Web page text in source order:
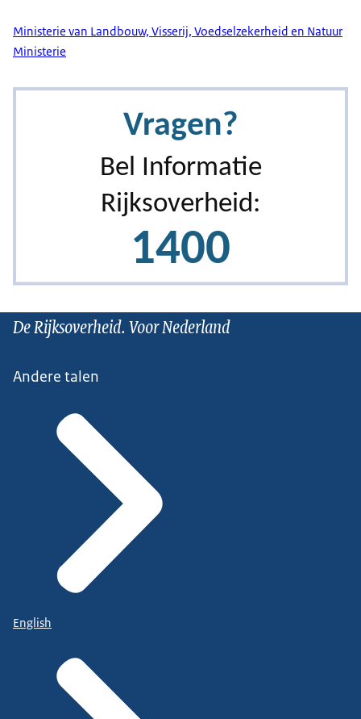
Ministerie van Landbouw, Visserij, Voedselzekerheid en Natuur
Ministerie
De Rijksoverheid. Voor Nederland
Andere talen
English